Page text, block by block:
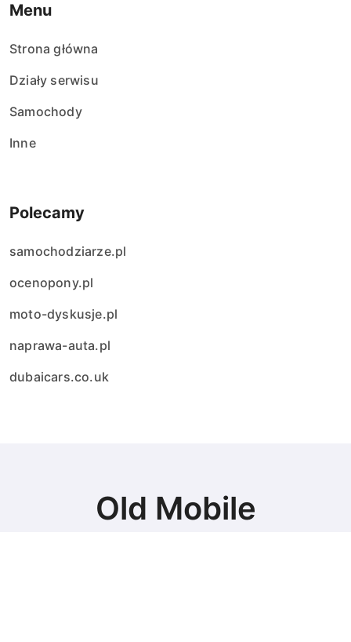
Menu
Strona główna
Działy serwisu
Samochody
Inne
Polecamy
samochodziarze.pl
ocenopony.pl
moto-dyskusje.pl
naprawa-auta.pl
dubaicars.co.uk
Old Mobile